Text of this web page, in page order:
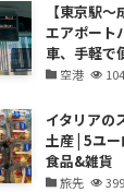
【東京駅
エアポート
車、手軽で
空港
イタリアの
土産 | 5ユ
食品&雑貨
旅先